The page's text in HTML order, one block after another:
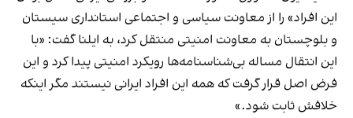
این افراد» را از معاونت سیاسی و اجتماعی استانداری سیستان
و بلوچستان به معاونت امنیتی منتقل کرد، به ایلنا گفت: «با
این انتقال مساله بی‌شناسنامه‌ها رویکرد امنیتی پیدا کرد و این
فرض اصل قرار گرفت که همه این افراد ایرانی نیستند مگر اینکه
خلافش ثابت شود.»